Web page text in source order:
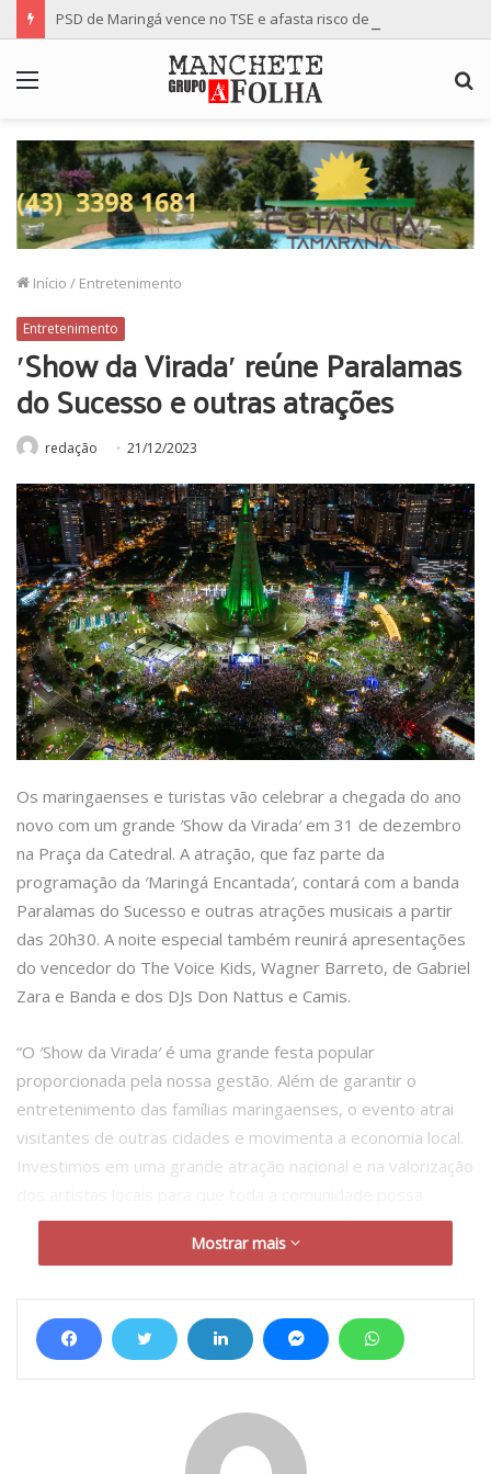
Início / Entretenimento
Entretenimento
′Show da Virada′ reúne Paralamas
do Sucesso e outras atrações
redação 21/12/2023
Os maringaenses e turistas vão celebrar a chegada do ano
novo com um grande ′Show da Virada′ em 31 de dezembro
na Praça da Catedral. A atração, que faz parte da
programação da ′Maringá Encantada′, contará com a banda
Paralamas do Sucesso e outras atrações musicais a partir
das 20h30. A noite especial também reunirá apresentações
do vencedor do The Voice Kids, Wagner Barreto, de Gabriel
Zara e Banda e dos DJs Don Nattus e Camis.
“O ′Show da Virada′ é uma grande festa popular
proporcionada pela nossa gestão. Além de garantir o
entretenimento das famílias maringaenses, o evento atrai
visitantes de outras cidades e movimenta a economia local.
Investimos em uma grande atração nacional e na valorização
celebrar a chegada de 2024”, afirmou o prefeito Ulisses
Para dar início às festividades no dia 31 de dezembro, os
DJs Don Nattus e Camis vão animar os maringaenses, a
partir das 20h30, com hip hop, grooves e brasilidades. Na
do pop/rock, samba e MPB. O cantor Wagner Barreto,
vencedor do programa The Voice Kids em 2016, subirá ao
Mostrar mais